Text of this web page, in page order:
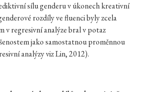
sílu genderu v úkonech kreativní
rozdíly ve fluenci byly zcela
v regresivní analýze bral v potaz
jako samostatnou proměnnou
analýzy viz Lin, 2012).